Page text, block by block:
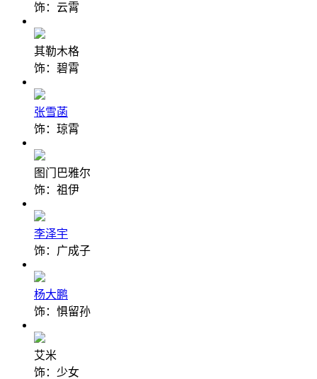
饰：云霄
其勒木格
饰：碧霄
张雪菡
饰：琼霄
图门巴雅尔
饰：祖伊
李泽宇
饰：广成子
杨大鹏
饰：惧留孙
艾米
饰：少女